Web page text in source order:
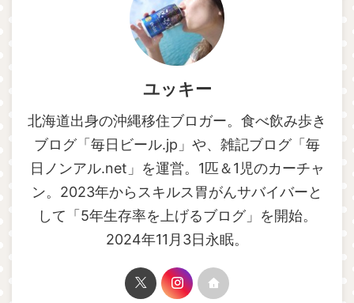
ユッキー
北海道出身の沖縄移住ブロガー。食べ飲み歩き
ブログ「毎日ビール.jp」や、雑記ブログ「毎
日ノンアル.net」を運営。1匹＆1児のカーチャ
ン。2023年からスキルス胃がんサバイバーと
して「5年生存率を上げるブログ」を開始。
2024年11月3日永眠。